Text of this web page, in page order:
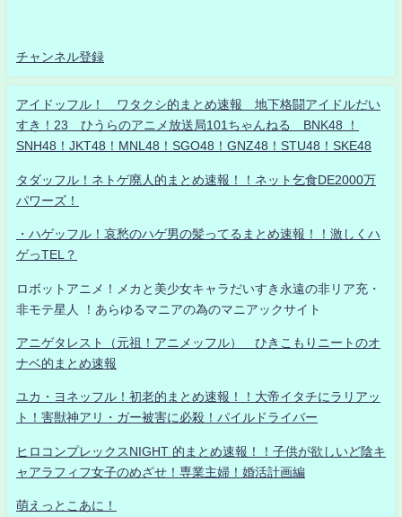
チャンネル登録
アイドッフル！ ワタクシ的まとめ速報 地下格闘アイドルだい
すき！23 ひうらのアニメ放送局101ちゃんねる BNK48 ！
SNH48！JKT48！MNL48！SGO48！GNZ48！STU48！SKE48
タダッフル！ネトゲ廃人的まとめ速報！！ネット乞食DE2000万
パワーズ！
・ハゲッフル！哀愁のハゲ男の髪ってるまとめ速報！！激しくハ
ゲっTEL？
ロボットアニメ！メカと美少女キャラだいすき永遠の非リア充・
非モテ星人 ！あらゆるマニアの為のマニアックサイト
アニゲタレスト（元祖！アニメッフル） ひきこもりニートのオ
ナベ的まとめ速報
ユカ・ヨネッフル！初老的まとめ速報！！大帝イタチにラリアッ
ト！害獣神アリ・ガー被害に必殺！パイルドライバー
ヒロコンプレックスNIGHT 的まとめ速報！！子供が欲しいど陰キ
ャアラフィフ女子のめざせ！専業主婦！婚活計画編
萌えっとこあに！